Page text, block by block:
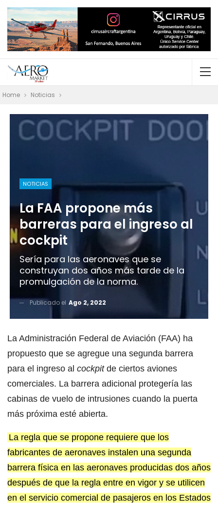
Home Noticias
NOTICIAS
La FAA propone más
barreras para el ingreso al
cockpit
Sería para las aeronaves que se
construyan dos años más tarde de la
promulgación de la norma.
Publicado el Ago 2, 2022
La Administración Federal de Aviación (FAA) ha
propuesto que se agregue una segunda barrera
para el ingreso al cockpit de ciertos aviones
comerciales. La barrera adicional protegería las
cabinas de vuelo de intrusiones cuando la puerta
más próxima esté abierta.
La regla que se propone requiere que los
fabricantes de aeronaves instalen una segunda
barrera física en las aeronaves producidas dos años
después de que la regla entre en vigor y se utilicen
en el servicio comercial de pasajeros en los Estados